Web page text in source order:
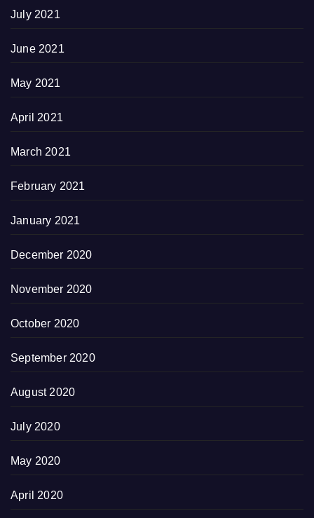
July 2021
June 2021
May 2021
April 2021
March 2021
February 2021
January 2021
December 2020
November 2020
October 2020
September 2020
August 2020
July 2020
May 2020
April 2020